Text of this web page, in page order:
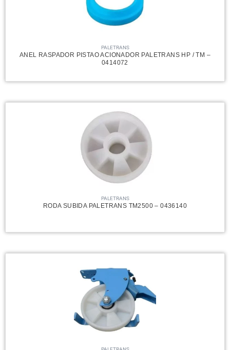
PALETRANS
ANEL RASPADOR PISTAO ACIONADOR PALETRANS HP / TM –
0414072
PALETRANS
RODA SUBIDA PALETRANS TM2500 – 0436140